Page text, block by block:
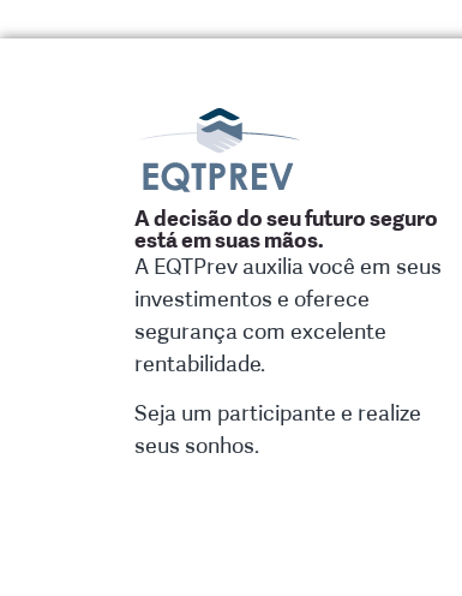
A decisão do seu futuro seguro
está em suas mãos.
A EQTPrev auxilia você em seus
investimentos e oferece
segurança com excelente
rentabilidade.
Seja um participante e realize
seus sonhos.